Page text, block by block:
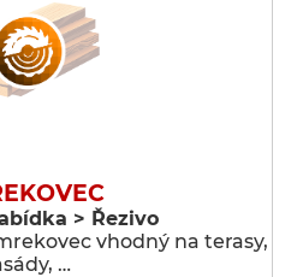
> Řezivo
vhodný na terasy,
…